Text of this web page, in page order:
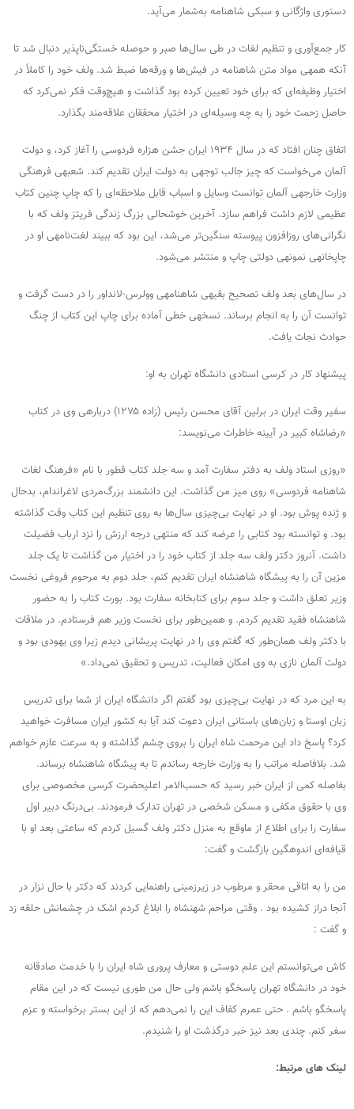
دستوری واژگانی و سبکی شاهنامه به‌شمار می‌آید.
کار جمع‌آوری و تنظیم لغات در طی سال‌ها صبر و حوصله خستگی‌ناپذیر دنبال شد تا
آنکه همه­ی مواد متن شاهنامه در فیش‌ها و ورقه‌ها ضبط شد. ولف خود را کاملاً در
اختیار وظیفه‌ای که برای خود تعیین کرده بود گذاشت و هیچ‌وقت فکر نمی‌کرد که
حاصل زحمت خود را به چه وسیله‌ای در اختیار محققان علاقه‌مند بگذارد.
اتفاق چنان افتاد که در سال ۱۹۳۴ ایران جشن هزاره فردوسی را آغاز کرد، و دولت
آلمان می‌خواست که چیز جالب توجهی به دولت ایران تقدیم کند. شعبه­ی فرهنگی
وزارت خارجه­ی آلمان توانست وسایل و اسباب قابل ملاحظه‌ای را که چاپ چنین کتاب
عظیمی لازم داشت فراهم سازد. آخرین خوشحالی بزرگ زندگی فریتز ولف که با
نگرانی‌های روزافزون پیوسته سنگین‌تر می‌شد، این بود که ببیند لغت‌نامه­ی او در
چاپخانه­ی نمونه­ی دولتی چاپ و منتشر می‌شود.
در سال‌های بعد ولف تصحیح بقیه­ی شاهنامه­ی وولرس-لانداور را در دست گرفت و
توانست آن را به انجام برساند. نسخه­ی خطی آماده برای چاپ این کتاب از چنگ
حوادث نجات یافت.
پیشنهاد کار در کرسی استادی دانشگاه تهران به او:
سفیر وقت ایران در برلین آقای محسن رئیس (زاده ۱۲۷۵) درباره­ی وی در کتاب
«رضاشاه کبیر در آیینه خاطرات می‌نویسد:
«روزی استاد ولف به دفتر سفارت آمد و سه جلد کتاب قطور با نام «فرهنگ لغات
شاهنامه فردوسی» روی میز من گذاشت. این دانشمند بزرگ‌مردی لاغراندام، بدحال
و ژنده پوش بود. او در نهایت بی‌چیزی سال‌ها به روی تنظیم این کتاب وقت گذاشته
بود. و توانسته بود کتابی را عرضه کند که منتهی درجه ارزش را نزد ارباب فضیلت
داشت. آنروز دکتر ولف سه جلد از کتاب خود را در اختیار من گذاشت تا یک جلد
مزین آن را به پیشگاه شاهنشاه ایران تقدیم کنم، جلد دوم به مرحوم فروغی نخست
وزیر تعلق داشت و جلد سوم برای کتابخانه سفارت بود. بورت کتاب را به حضور
شاهنشاه فقید تقدیم کردم. و همین‌طور برای نخست وزیر هم فرستادم. در ملاقات
با دکتر ولف همان‌طور که گفتم وی را در نهایت پریشانی دیدم زیرا وی یهودی بود و
دولت آلمان نازی به وی امکان فعالیت، تدریس و تحقیق نمی‌داد.»
به این مرد که در نهایت بی‌چیزی بود گفتم اگر دانشگاه ایران از شما برای تدریس
زبان اوستا و زبان‌های باستانی ایران دعوت کند آیا به کشور ایران مسافرت خواهید
کرد؟ پاسخ داد این مرحمت شاه ایران را بروی چشم گذاشته و به سرعت عازم خواهم
شد. بلافاصله مراتب را به وزارت خارجه رساندم تا به پیشگاه شاهنشاه برساند.
بفاصله کمی از ایران خبر رسید که حسب‌الامر اعلیحضرت کرسی مخصوصی برای
وی با حقوق مکفی و مسکن شخصی در تهران تدارک فرمودند. بی‌درنگ دبیر اول
سفارت را برای اطلاع از ماوقع به منزل دکتر ولف گسیل کردم که ساعتی بعد او با
قیافه‌ای اندوهگین بازگشت و گفت:
من را به اتاقی محقر و مرطوب در زیرزمینی راهنمایی کردند که دکتر با حال نزار در
آنجا دراز کشیده بود . وقتی مراحم شهنشاه را ابلاغ کردم اشک در چشمانش حلقه زد
و گفت :
کاش می‌توانستم این علم دوستی و معارف پروری شاه ایران را با خدمت صادقانه
خود در دانشگاه تهران پاسخگو باشم ولی حال من طوری نیست که در این مقام
پاسخگو باشم . حتی عمرم کفاف این را نمی‌دهم که از این بستر برخواسته و عزم
سفر کنم. چندی بعد نیز خبر درگذشت او را شنیدم.
لینک های مرتبط: